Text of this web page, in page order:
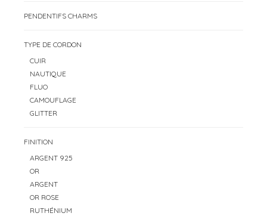
PENDENTIFS CHARMS
TYPE DE CORDON
CUIR
NAUTIQUE
FLUO
CAMOUFLAGE
GLITTER
FINITION
ARGENT 925
OR
ARGENT
OR ROSE
RUTHÉNIUM